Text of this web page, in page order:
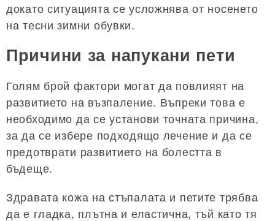
докато ситуацията се усложнява от носенето
на тесни зимни обувки.
Причини за напукани пети
Голям брой фактори могат да повлияят на
развитието на възпаление. Въпреки това е
необходимо да се установи точната причина,
за да се избере подходящо лечение и да се
предотврати развитието на болестта в
бъдеще.
Здравата кожа на стъпалата и петите трябва
да е гладка, плътна и еластична, тъй като тя